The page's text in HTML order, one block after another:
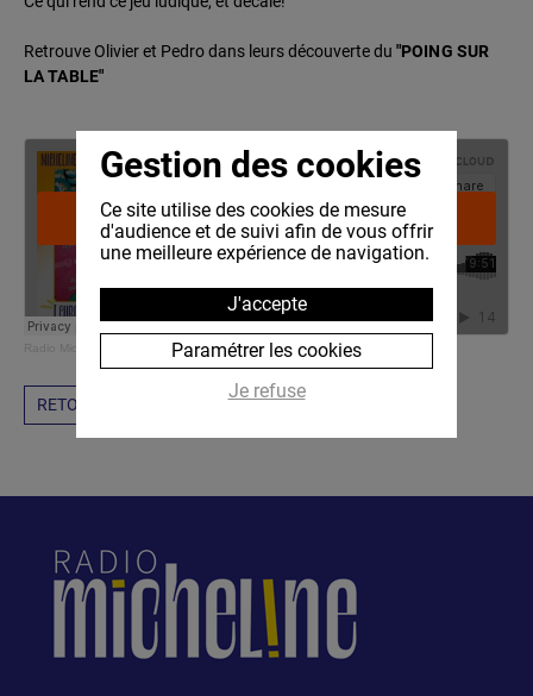
Retrouve Olivier et Pedro dans leurs découverte du "POING SUR
LA TABLE"
Radio Micheline Micheline est joueuse : Le poing sur la table
RETOUR
Gestion des cookies
Ce site utilise des cookies de mesure
d'audience et de suivi afin de vous offrir
une meilleure expérience de navigation.
J'accepte
Paramétrer les cookies
Je refuse